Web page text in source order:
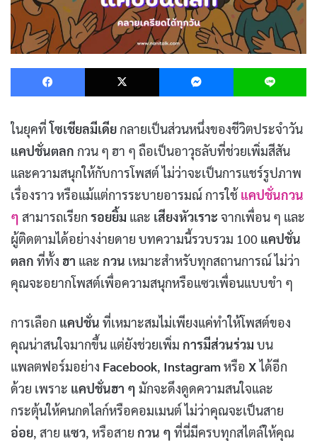
Facebook X Messenger
ในยุคที่โซเชียลมีเดียกลายเป็นส่วนหนึ่งของชีวิตประจำวัน
แคปชั่นตลก กวน ๆ ฮา ๆ ถือเป็นอาวุธลับที่ช่วยเพิ่มสีสัน
และความสนุกให้กับการโพสต์ ไม่ว่าจะเป็นการแชร์รูปภาพ
เรื่องราว หรือแม้แต่การระบายอารมณ์ การใช้แคปชั่นกวน
ๆ สามารถเรียก รอยยิ้ม และ เสียงหัวเราะ จากเพื่อน ๆ และ
ผู้ติดตามได้อย่างง่ายดาย บทความนี้รวบรวม 100 แคปชั่น
ตลก ที่ทั้ง ฮา และ กวน เหมาะสำหรับทุกสถานการณ์ ไม่ว่า
คุณจะอยากโพสต์เพื่อความสนุกหรือแซวเพื่อนแบบขำ ๆ
การเลือก แคปชั่น ที่เหมาะสมไม่เพียงแค่ทำให้โพสต์ของ
คุณน่าสนใจมากขึ้น แต่ยังช่วยเพิ่ม การมีส่วนร่วม บน
แพลตฟอร์มอย่าง Facebook Instagramหรือ Xได้อีก
ด้วย เพราะ แคปชั่นฮา ๆ มักจะดึงดูดความสนใจและ
กระตุ้นให้คนกดไลก์หรือคอมเมนต์ ไม่ว่าคุณจะเป็นสาย
อ่อย , สาย แซว , หรือสาย กวน ๆ ที่นี่มีครบทุกสไตล์ให้คุณ